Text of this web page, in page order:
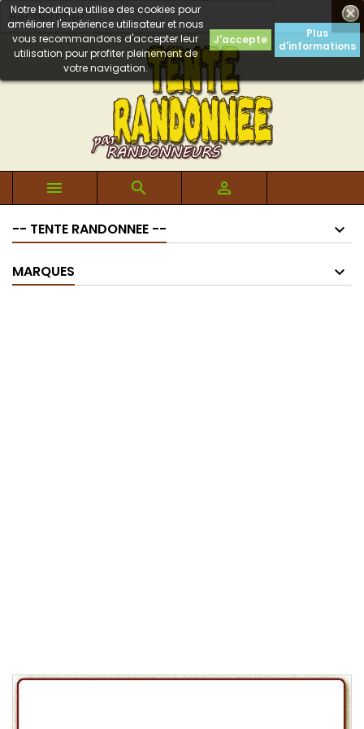

Notre boutique utilise des cookies pour
améliorer l'expérience utilisateur et nous
vous recommandons d'accepter leur
utilisation pour profiter pleinement de
votre navigation.
J'accepte
Plus
d'informations
  
-- TENTE RANDONNEE --
MARQUES